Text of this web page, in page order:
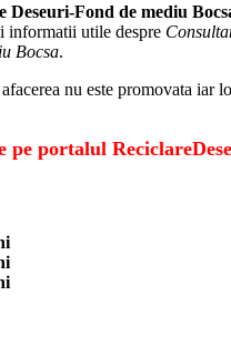
Deseuri-Fond de mediu
informatii utile despre
Bocsa.
nu este promovata iar
pe portalul